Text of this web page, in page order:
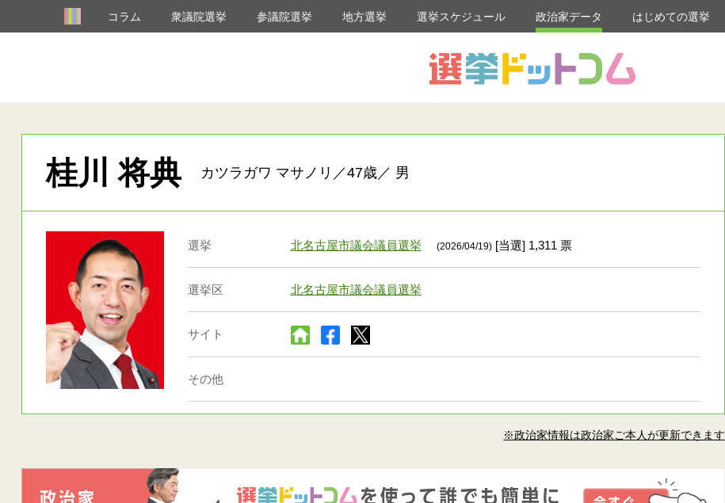
コラム 衆議院選挙 参議院選挙 地方選挙 選挙スケジュール 政治家データ はじめての選挙
桂川 将典 カツラガワ マサノリ／47歳／ 男
選挙 北名古屋市議会議員選挙 (2026/04/19)[当選] 1,311 票
選挙区 北名古屋市議会議員選挙
サイト
その他
※政治家情報は政治家ご本人が更新できます